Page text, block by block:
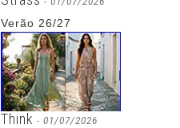
Verão 26/27
Think - 01/07/2026